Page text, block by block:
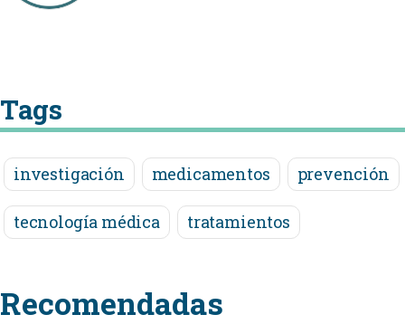
Tags
investigación medicamentos prevención
tecnología médica tratamientos
Recomendadas